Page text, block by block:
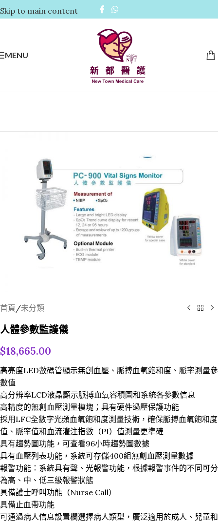
Skip to main content
MENU
首頁 /未分類
人體參數監護儀
$18,665.00
高亮度LED數碼管顯示無創血壓、脈搏血氧飽和度、脈率測量參
數值
高分辨率LCD液晶顯示脈搏血氧容積圖和系統各參數信息
高精度的無創血壓測量模塊；具有硬件過壓保護功能
採用LFC全數字光頻血氧飽和度測量技術，確保脈搏血氧飽和度
值、脈率值和血流灌注指數（PI）值測量更準確
具有趨勢圖功能，可查看96小時趨勢圖數據
具有血壓列表功能，系統可存儲400組無創血壓測量數據
報警功能：系統具有聲、光報警功能，根據報警事件的不同可分
為高、中、低三級報警狀態
具備護士呼叫功能（Nurse Call）
具備止血帶功能
可通過病人信息設置欄選擇病人類型，廣泛適用於成人、兒童和